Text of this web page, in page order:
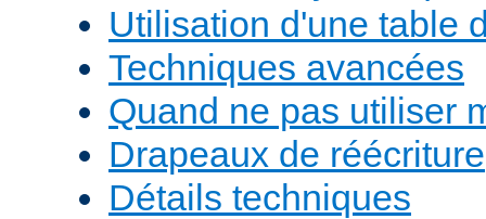
Utilisation d'une table
Techniques avancées
Quand ne pas utiliser
Drapeaux de réécriture
Détails techniques